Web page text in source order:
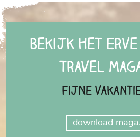
Bekijk het
Travel
Fijne
download